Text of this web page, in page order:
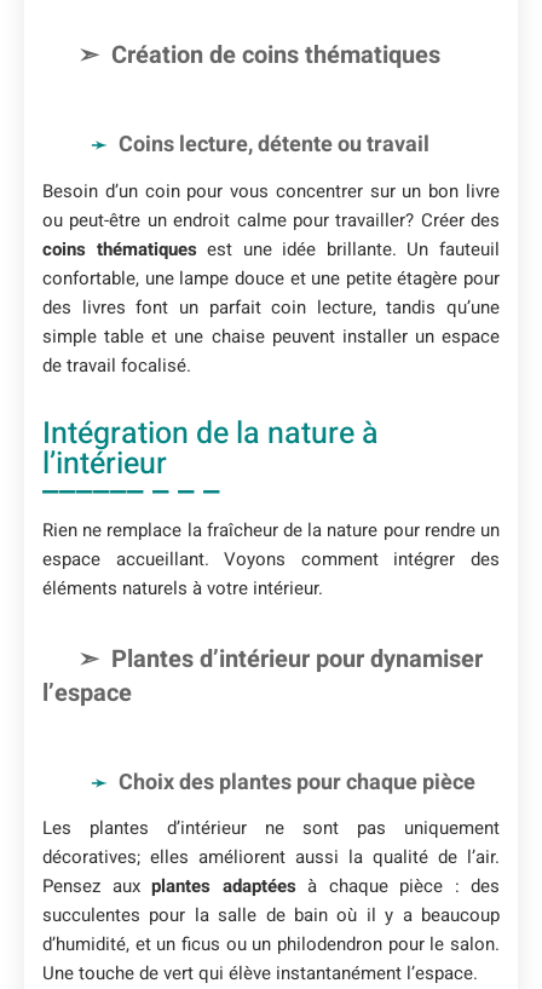
Création de coins thématiques
Coins lecture, détente ou travail
Besoin d’un coin pour vous concentrer sur un bon livre
ou peut-être un endroit calme pour travailler? Créer des
coins thématiquesest une idée brillante. Un fauteuil
confortable, une lampe douce et une petite étagère pour
des livres font un parfait coin lecture, tandis qu’une
simple table et une chaise peuvent installer un espace
de travail focalisé.
Intégration de la nature à
l’intérieur
Rien ne remplace la fraîcheur de la nature pour rendre un
espace accueillant. Voyons comment intégrer des
éléments naturels à votre intérieur.
Plantes d’intérieur pour dynamiser
l’espace
Choix des plantes pour chaque pièce
Les plantes d’intérieur ne sont pas uniquement
décoratives; elles améliorent aussi la qualité de l’air.
Pensez aux plantes adaptéesà chaque pièce : des
succulentes pour la salle de bain où il y a beaucoup
d’humidité, et un ficus ou un philodendron pour le salon.
Une touche de vert qui élève instantanément l’espace.